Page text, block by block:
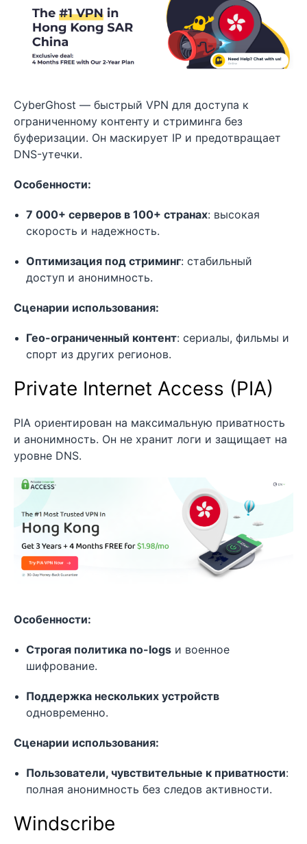
CyberGhost — быстрый VPN для доступа к
ограниченному контенту и стриминга без
буферизации. Он маскирует IP и предотвращает
DNS-утечки.
Особенности:
7 000+ серверов в 100+ странах: высокая
скорость и надежность.
Оптимизация под стриминг: стабильный
доступ и анонимность.
Сценарии использования:
Гео-ограниченный контент: сериалы, фильмы и
спорт из других регионов.
Private Internet Access (PIA)
PIA ориентирован на максимальную приватность
и анонимность. Он не хранит логи и защищает на
уровне DNS.
Особенности:
Строгая политика no-logs и военное
шифрование.
Поддержка нескольких устройств
одновременно.
Сценарии использования:
Пользователи, чувствительные к приватности:
полная анонимность без следов активности.
Windscribe